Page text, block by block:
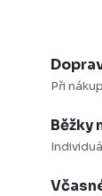
Při
Běžky